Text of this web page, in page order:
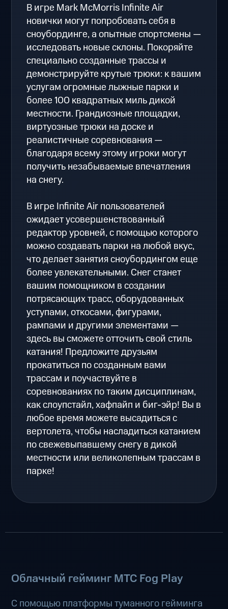
В игре Mark McMorris Infinite Air
новички могут попробовать себя в
сноубординге, а опытные спортсмены —
исследовать новые склоны. Покоряйте
специально созданные трассы и
демонстрируйте крутые трюки: к вашим
услугам огромные лыжные парки и
более 100 квадратных миль дикой
местности. Грандиозные площадки,
виртуозные трюки на доске и
реалистичные соревнования —
благодаря всему этому игроки могут
получить незабываемые впечатления
на снегу.
В игре Infinite Air пользователей
ожидает усовершенствованный
редактор уровней, с помощью которого
можно создавать парки на любой вкус,
что делает занятия сноубордингом еще
более увлекательными. Снег станет
вашим помощником в создании
потрясающих трасс, оборудованных
уступами, откосами, фигурами,
рампами и другими элементами —
здесь вы сможете отточить свой стиль
катания! Предложите друзьям
прокатиться по созданным вами
трассам и поучаствуйте в
соревнованиях по таким дисциплинам,
как слоупстайл, хафпайп и биг-эйр! Вы в
любое время можете высадиться с
вертолета, чтобы насладиться катанием
по свежевыпавшему снегу в дикой
местности или великолепным трассам в
парке!
Облачный гейминг МТС Fog Play
С помощью платформы туманного гейминга